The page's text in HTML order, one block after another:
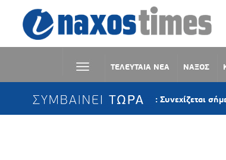
ΤΕΛΕΥΤΑΙΑ ΝΕΑ ΝΑΞΟΣ
ΣΥΜΒΑΙΝΕΙ ΤΩΡΑ
NAXOS 3×3 2026: Συνεχίζεται σήμερα η